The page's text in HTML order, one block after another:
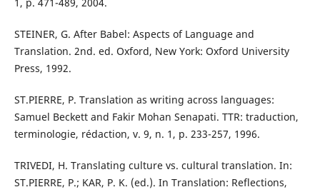
STEINER, G. After Babel: Aspects of Language and
Translation. 2nd. ed. Oxford, New York: Oxford University
Press, 1992.
ST.PIERRE, P. Translation as writing across languages:
Samuel Beckett and Fakir Mohan Senapati. TTR: traduction,
terminologie, rédaction, v. 9, n. 1, p. 233-257, 1996.
TRIVEDI, H. Translating culture vs. cultural translation. In:
ST.PIERRE, P.; KAR, P. K. (ed.). In Translation: Reflections,